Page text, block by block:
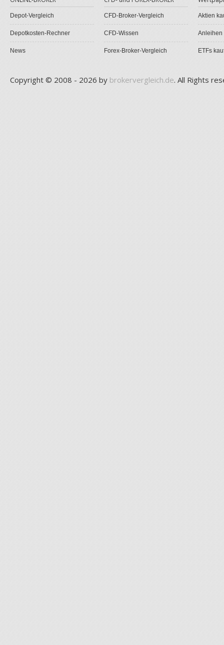
Depot-Vergleich
Depotkosten-Rechner
News
CFD-Broker-Vergleich
CFD-Wissen
Forex-Broker-Vergleich
Aktien
Anleihen
ETFs
Copyright © 2008 - 2026 by brokervergleich.de. All Rights